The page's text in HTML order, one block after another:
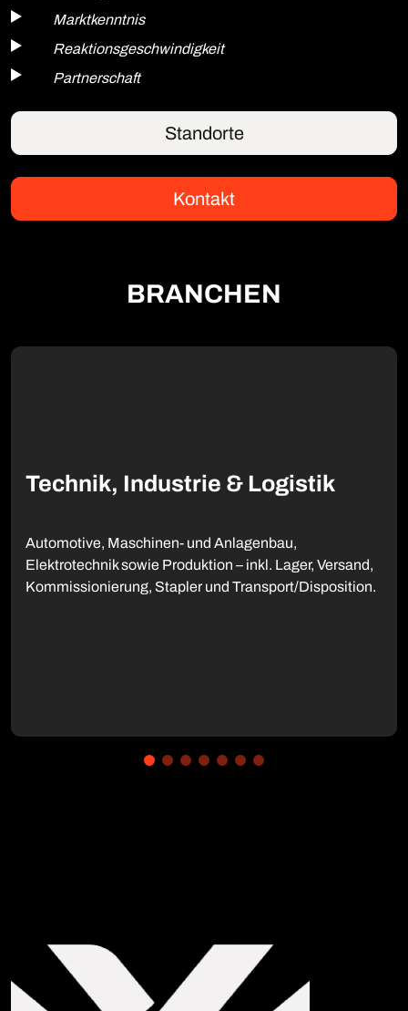
Marktkenntnis
Reaktionsgeschwindigkeit
Partnerschaft
Standorte
Kontakt
BRANCHEN
Technik, Industrie & Logistik
Automotive, Maschinen- und Anlagenbau,
Elektrotechnik sowie Produktion – inkl. Lager, Versand,
Kommissionierung, Stapler und Transport/Disposition.